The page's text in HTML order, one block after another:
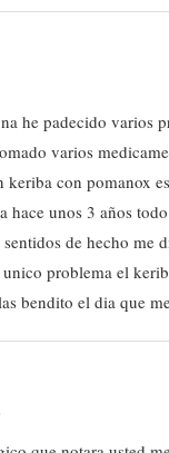
he padecido varios
varios
con pomanox
hace unos 3 años
de hecho
problema el
bendito el dia que